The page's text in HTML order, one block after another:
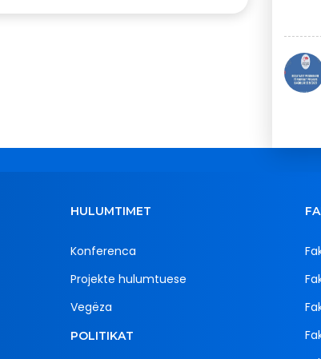
HULUMTIMET
Konferenca
Projekte hulumtuese
Vegëza
POLITIKAT